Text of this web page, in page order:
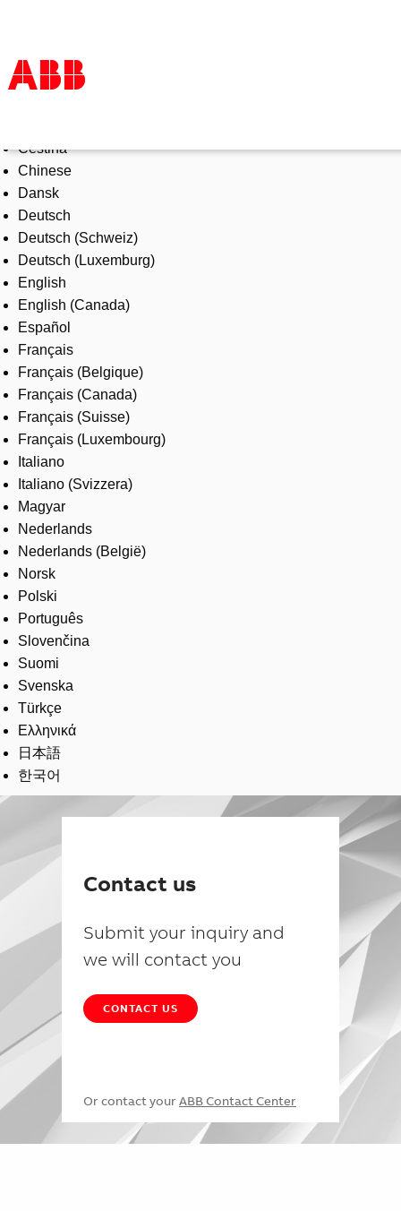
Products & Solutions
Industries
Services
About us
Where to buy
Contact us
Careers
Čeština
Chinese
Dansk
Deutsch
Deutsch (Schweiz)
Deutsch (Luxemburg)
English
English (Canada)
Español
Français
Français (Belgique)
Français (Canada)
Français (Suisse)
Français (Luxembourg)
Italiano
Italiano (Svizzera)
Magyar
Nederlands
Nederlands (België)
Norsk
Polski
Português
Slovenčina
Suomi
Svenska
Türkçe
Ελληνικά
日本語
한국어
Contact us
Submit your inquiry and
we will contact you
CONTACT US
Or contact your ABB Contact Center